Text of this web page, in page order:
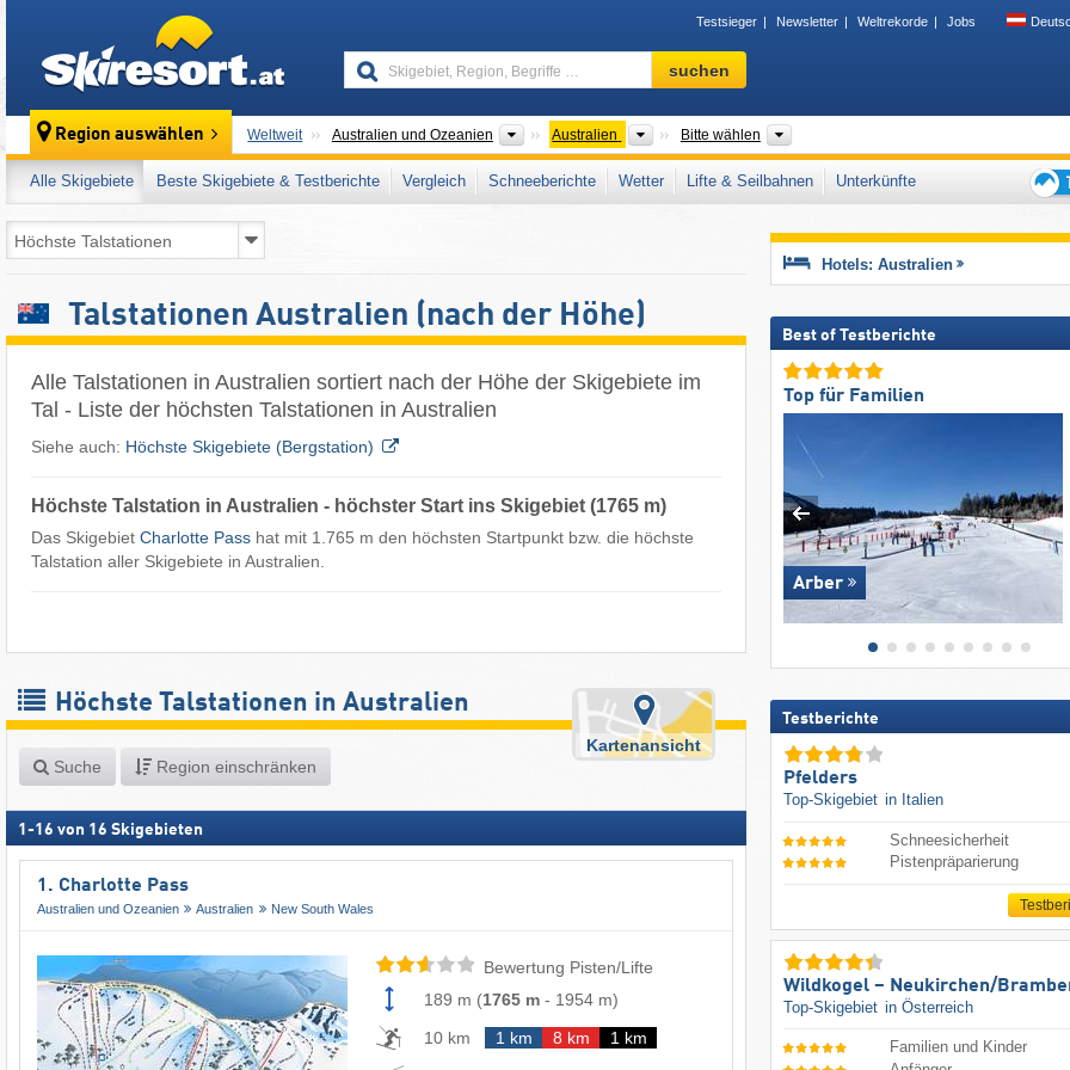
Testsieger Newsletter Weltrekorde Jobs
Skigebiet,
Region,
…
suchen
Region auswählen Weltweit Australien und Ozeanien Kontinente
Australien LänderBitte wählen Bundesstaaten und Territorien,
Alle Skigebiete Beste Skigebiete & Testberichte Vergleich Schneeberichte Wetter Lifte & Seilbahnen
Unterkünfte
für
Talstationen Australien (nach der Höhe)
Alle Talstationen in Australien sortiert nach der Höhe der Skigebiete im
Tal - Liste der höchsten Talstationen in Australien
Siehe auch: Höchste Skigebiete (Bergstation)
Höchste Talstation in Australien - höchster Start ins Skigebiet (1765 m)
Das Skigebiet Charlotte Pass hat mit 1.765 m den höchsten Startpunkt bzw. die höchste
Talstation aller Skigebiete in Australien.
Höchste Talstationen in Australien
Suche Region einschränken
Kartenansicht
1 -16 von 16 Skigebieten
1. Charlotte Pass
Australien und Ozeanien Australien New South Wales
Bewertung Pisten/Lifte
189 m (1765 m - 1954 m)
10 km
1 km 8 km 1 km
Hotels: Australien
Best of Testberichte
Top für Familien
Arber
Testberichte
Pfelders
Top-Skigebiet in Italien
Schneesicherheit
Pistenpräparierung
Wildkogel – Neukirchen/​
Top-Skigebiet in Österreich
Familien und Kinder